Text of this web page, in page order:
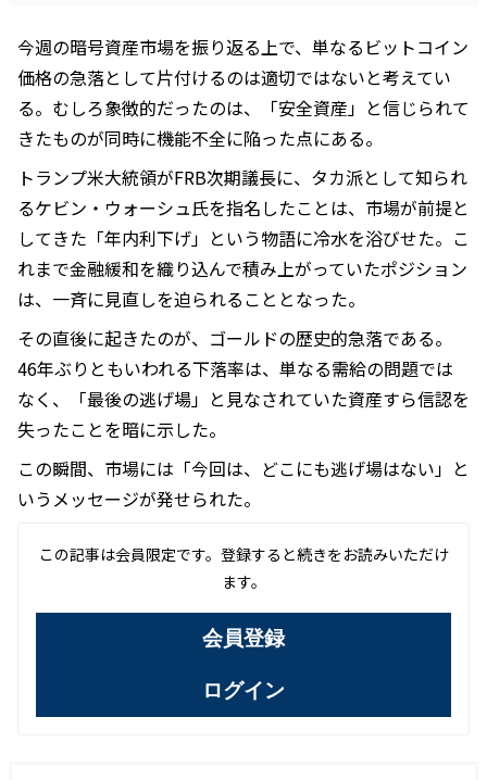
今週の暗号資産市場を振り返る上で、単なるビットコイン
価格の急落として片付けるのは適切ではないと考えてい
る。むしろ象徴的だったのは、「安全資産」と信じられて
きたものが同時に機能不全に陥った点にある。
トランプ米大統領がFRB次期議長に、タカ派として知られ
るケビン・ウォーシュ氏を指名したことは、市場が前提と
してきた「年内利下げ」という物語に冷水を浴びせた。こ
れまで金融緩和を織り込んで積み上がっていたポジション
は、一斉に見直しを迫られることとなった。
その直後に起きたのが、ゴールドの歴史的急落である。
46年ぶりともいわれる下落率は、単なる需給の問題では
なく、「最後の逃げ場」と見なされていた資産すら信認を
失ったことを暗に示した。
この瞬間、市場には「今回は、どこにも逃げ場はない」と
いうメッセージが発せられた。
この記事は会員限定です。登録すると続きをお読みいただけ
ます。
会員登録
ログイン